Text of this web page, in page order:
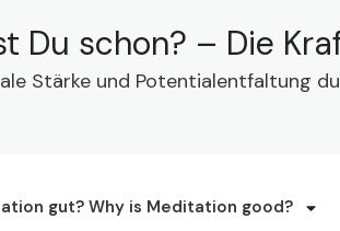
Du schon? – Die
Stärke und Potentialentfaltung
gut? Why is Meditation good?